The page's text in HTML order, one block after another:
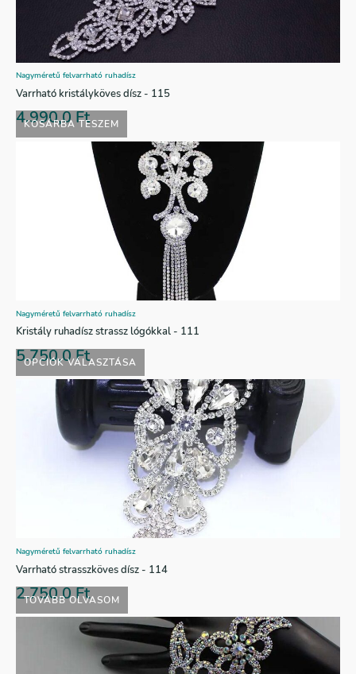
KOSÁRBA TESZEM
Nagyméretű felvarrható ruhadísz
Varrható kristályköves dísz - 115
4.990,0Ft
OPCIÓK VÁLASZTÁSA
Nagyméretű felvarrható ruhadísz
Kristály ruhadísz strassz lógókkal - 111
5.750,0Ft
TOVÁBB OLVASOM
Nagyméretű felvarrható ruhadísz
Varrható strasszköves dísz - 114
2.750,0Ft